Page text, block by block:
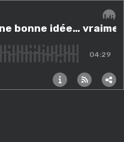
une bonne idée… vraiment
bonne idée…
04:29